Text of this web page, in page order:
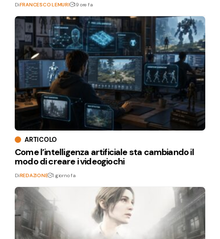
DiFRANCESCO LEMURI 19 ore fa
ARTICOLO
Come l’intelligenza artificiale sta cambiando il
modo di creare i videogiochi
DiREDAZIONE 1 giorno fa